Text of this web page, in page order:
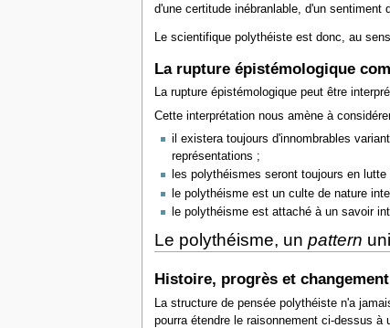
d'une certitude inébranlable, d'un sentiment
Le scientifique polythéiste est donc, au
La rupture épistémologique
La rupture épistémologique peut être
Cette interprétation nous amène à
il existera toujours d'innombrables
représentations ;
les polythéismes seront toujours en
le polythéisme est un culte de nature
le polythéisme est attaché à un savoir
Le polythéisme, un pattern
Histoire, progrès et changement
La structure de pensée polythéiste n'a
pourra étendre le raisonnement ci-dessus